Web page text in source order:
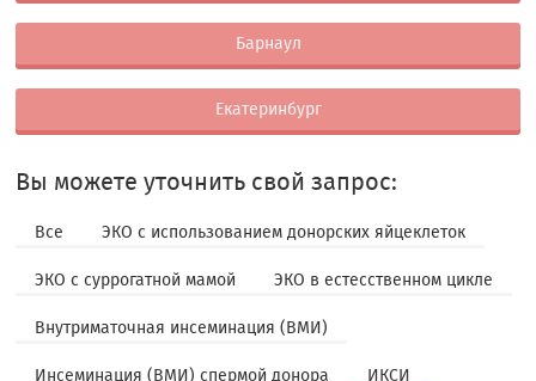
Барнаул
Екатеринбург
Вы можете уточнить свой запрос:
Все ЭКО с использованием донорских яйцеклеток
ЭКО с суррогатной мамой ЭКО в естесственном цикле
Внутриматочная инсеминация (ВМИ)
Инсеминация (ВМИ) спермой донора ИКСИ